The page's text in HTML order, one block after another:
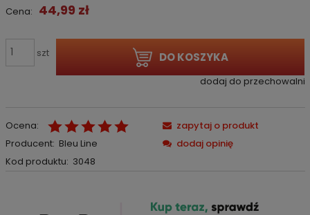
Cena: 44,99 zł
szt DO KOSZYKA
dodaj do przechowalni
Ocena:
Producent: Bleu Line
Kod produktu: 3048
zapytaj o produkt
dodaj opinię